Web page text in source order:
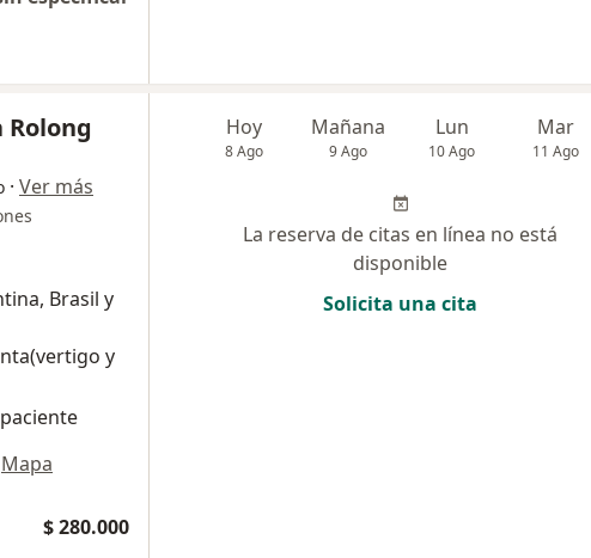
Rolong
· Ver más
Brasil y
y
Mapa
$ 280.000
Hoy
8 Ago
Mañana
9 Ago
Lun
10 Ago
Mar
11 Ago
La reserva de citas en línea no está
disponible
Solicita una cita